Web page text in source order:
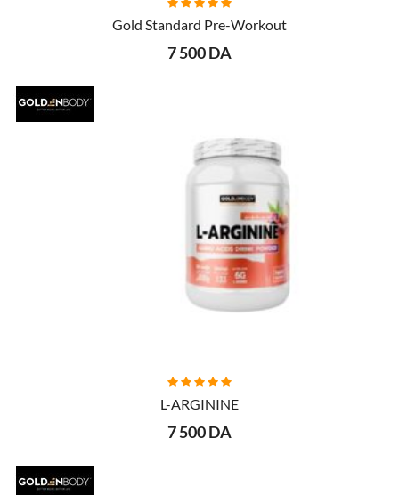
AJOUTER AU PANIER
Gold Standard Pre-Workout
7 500 DA
AJOUTER AU PANIER
L-ARGININE
7 500 DA